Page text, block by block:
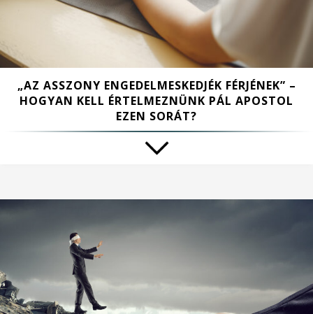
„AZ ASSZONY ENGEDELMESKEDJÉK FÉRJÉNEK” –
HOGYAN KELL ÉRTELMEZNÜNK PÁL APOSTOL
EZEN SORÁT?